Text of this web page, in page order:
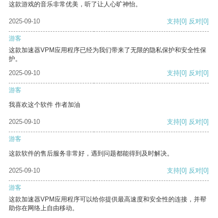
这款游戏的音乐非常优美，听了让人心旷神怡。
2025-09-10 支持[0] 反对[0]
游客
这款加速器VPM应用程序已经为我们带来了无限的隐私保护和安全性保
护。
2025-09-10
支持[0] 反对[0]
游客
我喜欢这个软件 作者加油
2025-09-10 支持[0] 反对[0]
游客
这款软件的售后服务非常好，遇到问题都能得到及时解决。
2025-09-10 支持[0] 反对[0]
游客
这款加速器VPM应用程序可以给你提供最高速度和安全性的连接，并帮
助你在网络上自由移动。